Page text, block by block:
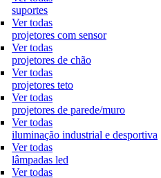
suportes
Ver todas
projetores com sensor
Ver todas
projetores de chão
Ver todas
projetores teto
Ver todas
projetores de parede/muro
Ver todas
iluminação industrial e desportiva
Ver todas
lâmpadas led
Ver todas